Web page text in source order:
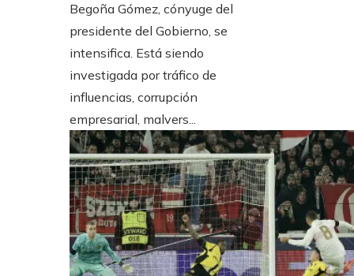
Begoña Gómez, cónyuge del
presidente del Gobierno, se
intensifica. Está siendo
investigada por tráfico de
influencias, corrupción
empresarial, malvers...